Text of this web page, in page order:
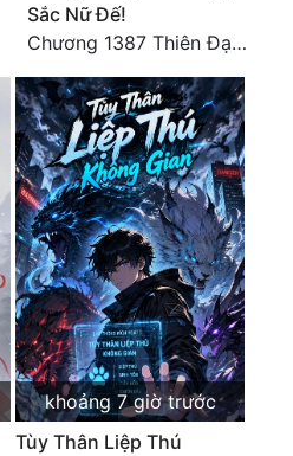
Sắc Nữ Đế!
Chương 1387 Thiên Đạo đắc ý
khoảng 7 giờ trước
Tùy Thân Liệp Thú